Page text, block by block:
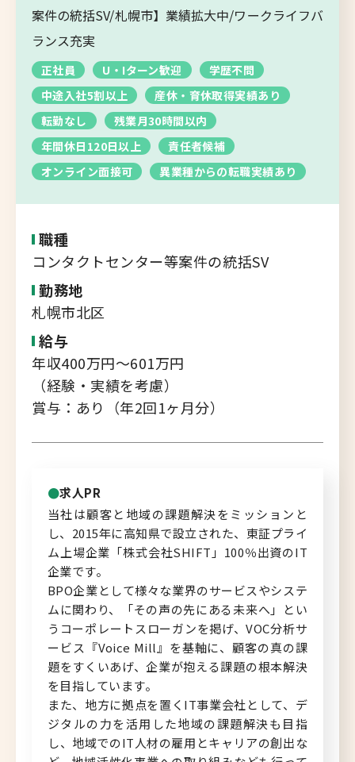
キャリアバンク
転職支援サービスのご案内
コンサルタント紹介
北海道へのU・Iターン向け
転職情報
転職の体験談
転職と年収のハナシ
転職コラム
転職支援サービス
新規登録
よくあるご質問
ログイン
運営会社について
企業担当者の方へ
お問い合わせ
胆振・日高エリア
道北・旭川エリア
稚内・留萌エリア
道南エリア
フルリモート
北海道以外
案件の統括SV/札幌市】業績拡大中/ワークライフバ
ランス充実
正社員 U・Iターン歓迎
学歴不問
中途入社5割以上
産休・育休取得実績あり
転勤なし
残業月30時間以内
年間休日120日以上
責任者候補
オンライン面接可
異業種からの転職実績あり
職種
コンタクトセンター等案件の統括SV
勤務地
札幌市北区
給与
年収400万円～601万円
（経験・実績を考慮）
賞与：あり（年2回1ヶ月分）
求人PR
当社は顧客と地域の課題解決をミッションと
し、2015年に高知県で設立された、東証プライ
ム上場企業「株式会社SHIFT」100％出資のIT
企業です。
BPO企業として様々な業界のサービスやシステ
ムに関わり、「その声の先にある未来へ」とい
うコーポレートスローガンを掲げ、VOC分析サ
ービス『Voice Mill』を基軸に、顧客の真の課
題をすくいあげ、企業が抱える課題の根本解決
を目指しています。
また、地方に拠点を置くIT事業会社として、デ
ジタルの力を活用した地域の課題解決も目指
し、地域でのIT人材の雇用とキャリアの創出な